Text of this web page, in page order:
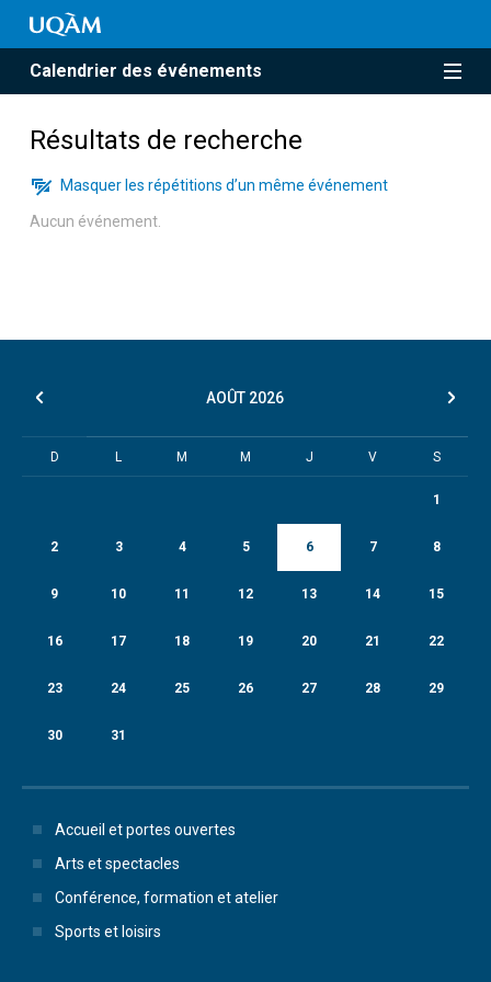
Calendrier des événements
Résultats de recherche
Masquer les répétitions d’un même événement
Aucun événement.
AOÛT 2026
D L M M J V S
1
2 3 4 5 6 7 8
9 10 11 12 13 14 15
16 17 18 19 20 21 22
23 24 25 26 27 28 29
30 31
Accueil et portes ouvertes
Arts et spectacles
Conférence, formation et atelier
Sports et loisirs